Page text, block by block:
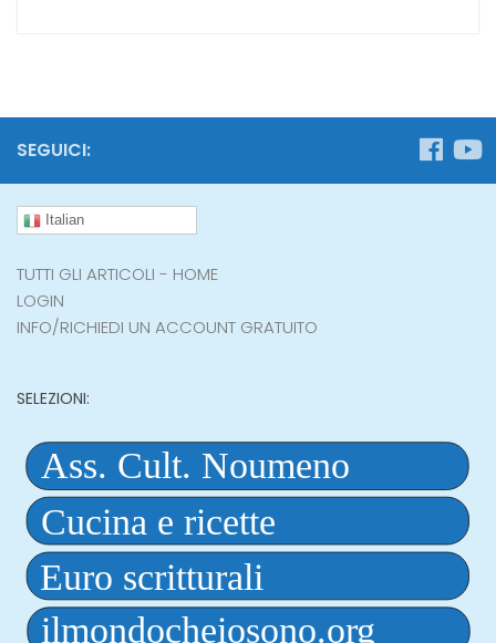
SEGUICI:
Italian
TUTTI GLI ARTICOLI - HOME
LOGIN
INFO/RICHIEDI UN ACCOUNT GRATUITO
SELEZIONI: